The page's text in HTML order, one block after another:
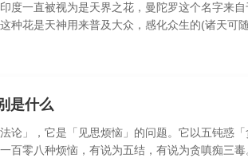
度一直被视为是天界之花，曼陀罗这个名字来
种花是天神用来普及大众，感化众生的(诸天可
是什么
论」，它是「见思烦恼」的问题。它以五钝惑
百零八种烦恼，有说为五结，有说为贪嗔痴三毒